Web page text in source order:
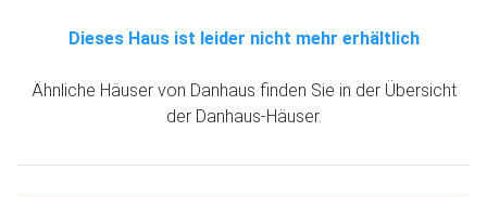
Dieses Haus ist leider nicht mehr erhältlich
Ähnliche Häuser von Danhaus finden Sie in der Übersicht
der Danhaus-Häuser.